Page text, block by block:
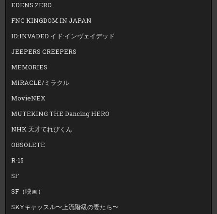
EDENS ZERO
FNC KINGDOM IN JAPAN
ID:INVADED イド:インヴェイデッド
JEEPERS CREEPERS
MEMORIES
MIRACLE/ミラクル
MovieNEX
MUTEKING THE Dancing HERO
NHK 天才てれびくん
OBSOLETE
R-15
SF
SF（映画）
SKYキャッスル〜上流階級の妻たち〜